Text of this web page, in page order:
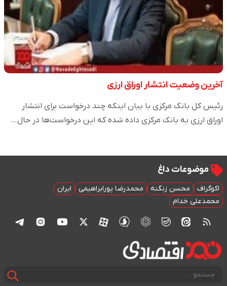
آخرین وضعیت انتشار اوراق ارزی
رئیس کل بانک مرکزی با بیان اینکه چند درخواست برای انتشار
اوراق ارزی به بانک مرکزی داده شده که این درخواست‌ها در حال…
موضوعات داغ
اکوگراف محسن زنگنه محمدرضا پورابراهیمی
ایران
محمدعلی خدام